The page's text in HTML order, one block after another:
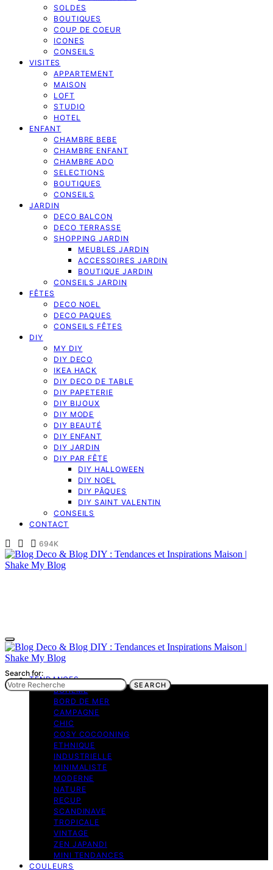
SOLDES
BOUTIQUES
COUP DE COEUR
ICONES
CONSEILS
VISITES
APPARTEMENT
MAISON
LOFT
STUDIO
HOTEL
ENFANT
CHAMBRE BEBE
CHAMBRE ENFANT
CHAMBRE ADO
SELECTIONS
BOUTIQUES
CONSEILS
JARDIN
DECO BALCON
DECO TERRASSE
SHOPPING JARDIN
MEUBLES JARDIN
ACCESSOIRES JARDIN
BOUTIQUE JARDIN
CONSEILS JARDIN
FÊTES
DECO NOEL
DECO PAQUES
CONSEILS FÊTES
DIY
MY DIY
DIY DECO
IKEA HACK
DIY DECO DE TABLE
DIY PAPETERIE
DIY BIJOUX
DIY MODE
DIY BEAUTÉ
DIY ENFANT
DIY JARDIN
DIY PAR FÊTE
DIY HALLOWEEN
DIY NOEL
DIY PÂQUES
DIY SAINT VALENTIN
CONSEILS
CONTACT
694K
TENDANCES
BOHEME
BORD DE MER
CAMPAGNE
CHIC
COSY COCOONING
ETHNIQUE
INDUSTRIELLE
MINIMALISTE
MODERNE
NATURE
RECUP
SCANDINAVE
TROPICALE
VINTAGE
ZEN JAPANDI
MINI TENDANCES
COULEURS
Search for:
SEARCH